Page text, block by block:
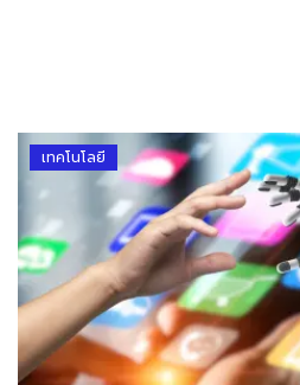
เทคโนโลยี